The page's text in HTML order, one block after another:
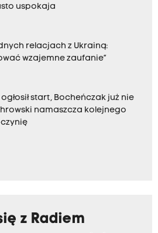
uspokaja
relacjach z Ukrainą:
wzajemne zaufanie”
start, Bocheńczak już nie
namaszcza kolejnego
z Radiem